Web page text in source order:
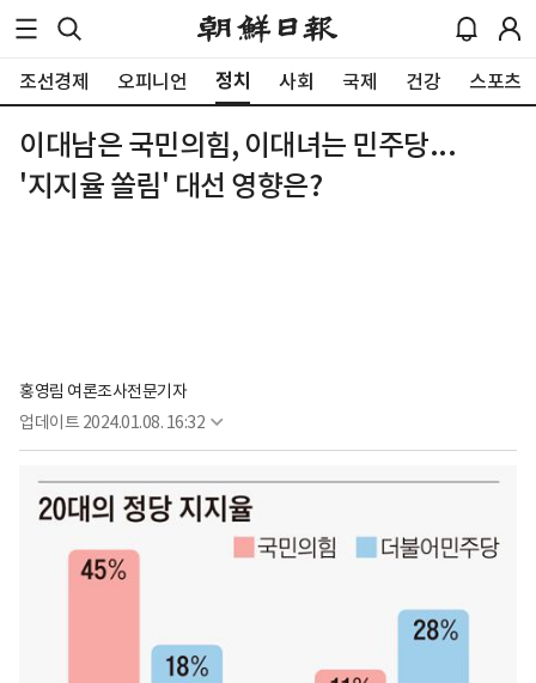
조선경제 오피니언 정치 사회 국제 건강 스포츠
이대남은 국민의힘, 이대녀는 민주당...
'지지율 쏠림' 대선 영향은?
홍영림 여론조사전문기자
업데이트 2024.01.08. 16:32